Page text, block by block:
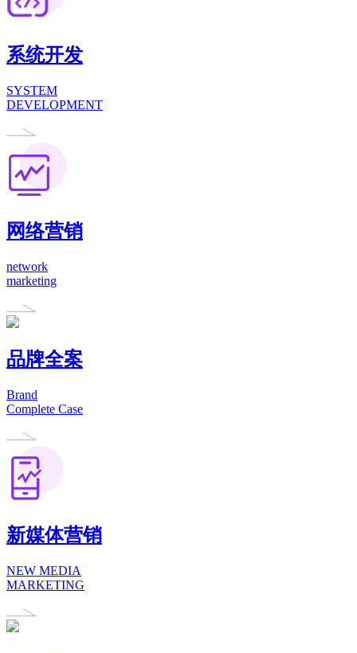
系统开发
SYSTEM
DEVELOPMENT
网络营销
network
marketing
品牌全案
Brand
Complete Case
新媒体营销
NEW MEDIA
MARKETING